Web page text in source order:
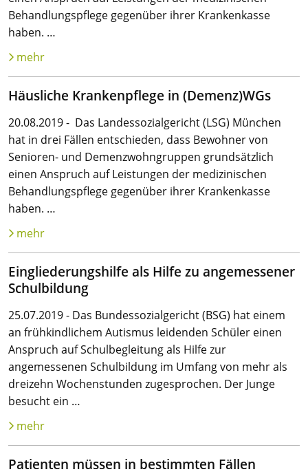
Behandlungspflege gegenüber ihrer Krankenkasse
haben. …
mehr
Häusliche Krankenpflege in (Demenz)WGs
20.08.2019 - Das Landessozialgericht (LSG) München
hat in drei Fällen entschieden, dass Bewohner von
Senioren- und Demenzwohngruppen grundsätzlich
einen Anspruch auf Leistungen der medizinischen
Behandlungspflege gegenüber ihrer Krankenkasse
haben. …
mehr
Eingliederungshilfe als Hilfe zu angemessener
Schulbildung
25.07.2019 - Das Bundessozialgericht (BSG) hat einem
an frühkindlichem Autismus leidenden Schüler einen
Anspruch auf Schulbegleitung als Hilfe zur
angemessenen Schulbildung im Umfang von mehr als
dreizehn Wochenstunden zugesprochen. Der Junge
besucht ein …
mehr
Patienten müssen in bestimmten Fällen